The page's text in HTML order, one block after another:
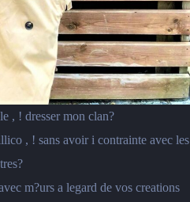
, ! dresser mon clan?
, ! sans avoir i contrainte avec les
m?urs a legard de vos creations